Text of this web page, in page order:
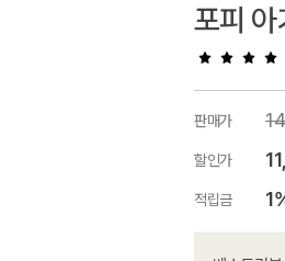
포피
판매가
할인가
적립금